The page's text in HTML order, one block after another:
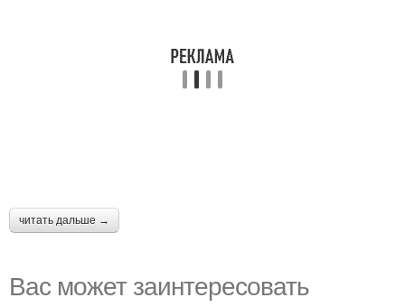
читать дальше →
Вас может заинтересовать